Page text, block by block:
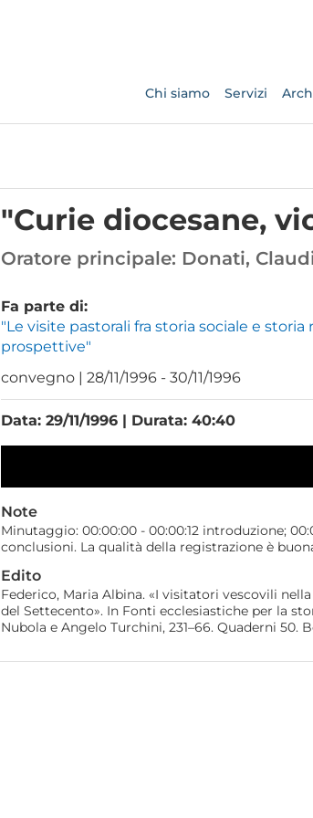
Chi siamo Servizi
"Curie diocesane,
Oratore principale: Donati,
Fa parte di:
"Le visite pastorali fra storia sociale e
prospettive"
convegno | 28/11/1996 - 30/11/1996
Data: 29/11/1996 | Durata: 40:40
Note
Minutaggio: 00:00:00 - 00:00:12 introduzione;
conclusioni. La qualità della registrazione è
Edito
Federico, Maria Albina. «I visitatori vescovili
del Settecento». In Fonti ecclesiastiche per la
Nubola e Angelo Turchini, 231–66. Quaderni 50.